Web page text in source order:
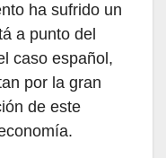
ha sufrido un
a punto del
caso español,
por la gran
de este